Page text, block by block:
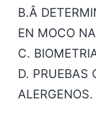
B.Â
EN MOCO
C.
D. PRUEBAS
ALERGENOS.